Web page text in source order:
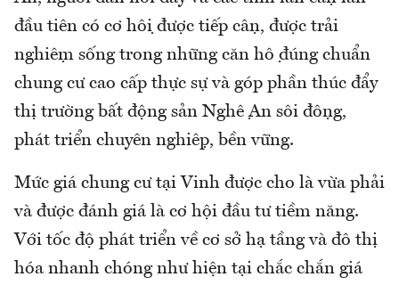
đầu tiên có cơ hội được tiếp cận, được trải
nghiệm sống trong những căn hộ đúng chuẩn
chung cư cao cấp thực sự và góp phần thúc đẩy
thị trường bất động sản Nghệ An sôi động,
phát triển chuyên nghiệp, bền vững.
Mức giá chung cư tại Vinh được cho là vừa phải
và được đánh giá là cơ hội đầu tư tiềm năng.
Với tốc độ phát triển về cơ sở hạ tầng và đô thị
hóa nhanh chóng như hiện tại chắc chắn giá